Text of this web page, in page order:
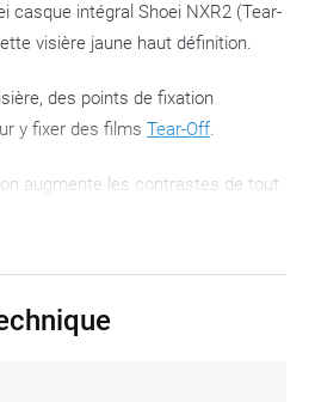
casque intégral Shoei NXR2 (Tear-
visière jaune haut définition.
des points de fixation
y fixer des films Tear-Off.
augmente les contrastes de tout
vous donne une vision plus
là où la lumière est moins
par temps de pluie, une visière
un plus. De nuit également,